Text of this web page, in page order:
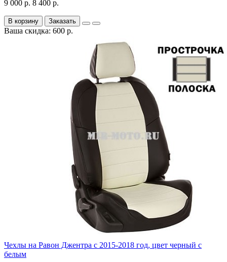
9 000 р. 8 400 р.
В корзину Заказать
Ваша скидка: 600 р.
Чехлы на Равон Джентра с 2015-2018 год, цвет черный с
белым